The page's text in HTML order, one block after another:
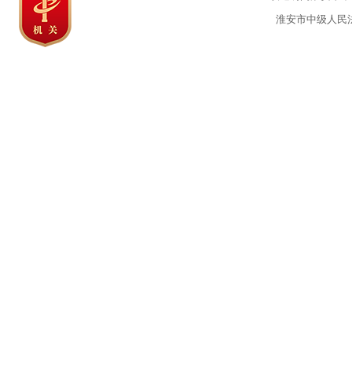
淮安市中级人